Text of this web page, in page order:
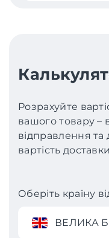
Розрахуйте
вашого товару –
відправлення та
вартість
Оберіть країну
ВЕЛИКА